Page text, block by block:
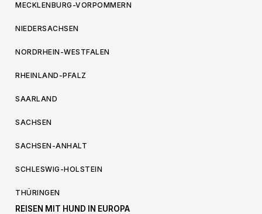
MECKLENBURG-VORPOMMERN
NIEDERSACHSEN
NORDRHEIN-WESTFALEN
RHEINLAND-PFALZ
SAARLAND
SACHSEN
SACHSEN-ANHALT
SCHLESWIG-HOLSTEIN
THÜRINGEN
REISEN MIT HUND IN EUROPA